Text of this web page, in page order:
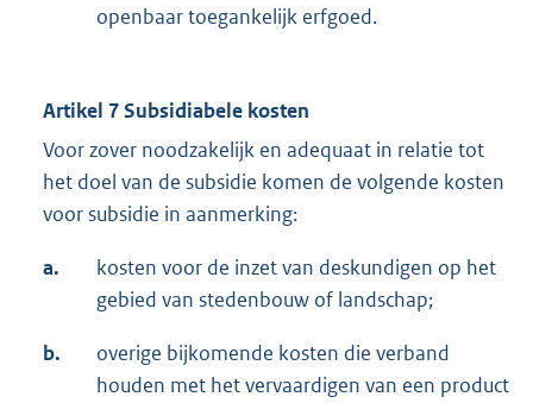
openbaar toegankelijk erfgoed.
Artikel 7 Subsidiabele kosten
Voor zover noodzakelijk en adequaat in relatie tot
het doel van de subsidie komen de volgende kosten
voor subsidie in aanmerking:
a.
kosten voor de inzet van deskundigen op het
gebied van stedenbouw of landschap;
b.
overige bijkomende kosten die verband
houden met het vervaardigen van een product